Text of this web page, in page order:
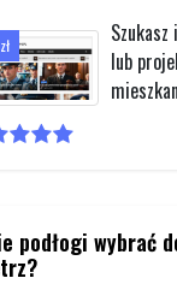
lub
podłogi wybrać